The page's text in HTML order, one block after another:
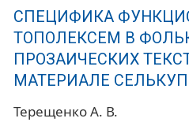
СПЕЦИФИКА
ТОПОЛЕКСЕМ В
ПРОЗАИЧЕСКИХ
МАТЕРИАЛЕ
Терещенко А. В.